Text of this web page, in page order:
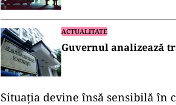
ACTUALITATE
Guvernul analizează
Situația devine însă sensibilă